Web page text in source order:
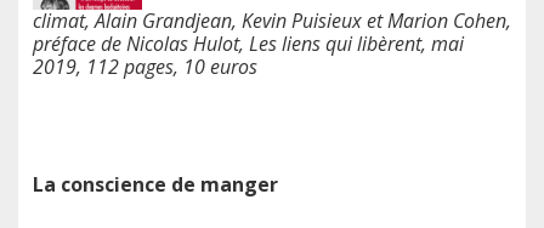
climat, Alain Grandjean, Kevin Puisieux et Marion Cohen,
préface de Nicolas Hulot, Les liens qui libèrent, mai
2019, 112 pages, 10 euros
La conscience de manger